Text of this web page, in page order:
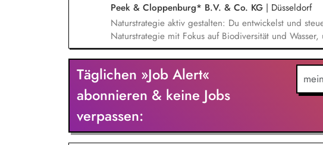
Peek & Cloppenburg* B.V. & Co. KG | Düsseldorf
Naturstrategie aktiv gestalten: Du entwickelst und
Naturstrategie mit Fokus auf Biodiversität und
Unternehmensgruppe auf natürliche Ökosysteme
Chancen analysieren: Du identifizierst sowie
Risiken und Abhängigkeiten entlang unserer
daraus wirksame Maßnahmen ab. Ziele und KPIs
Messgrößen und Maßnahmenpläne und setzt diese in
relevanten Fachbereichen erfolgreich um.
Täglichen »Job Alert«
abonnieren & keine Jobs
verpassen: